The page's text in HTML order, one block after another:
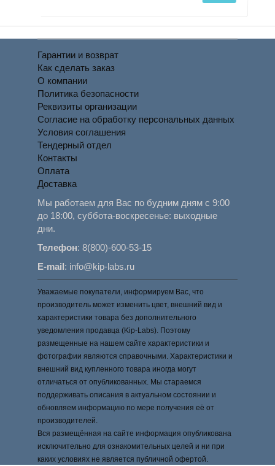
Гарантии и возврат
Как сделать заказ
О компании
Политика безопасности
Реквизиты организации
Согласие на обработку персональных данных
Условия соглашения
Тендерный отдел
Контакты
Оплата
Доставка
Мы работаем для Вас по будним дням с 9:00
до 18:00, суббота-воскресенье: выходные
дни.
Телефон:8(800)-600-53-15
E-mail: info@kip-labs.ru
Уважаемые покупатели, информируем Вас, что
производитель может изменить цвет, внешний вид и
характеристики товара без дополнительного
уведомления продавца (Kip-Labs). Поэтому
размещенные на нашем сайте характеристики и
фотографии являются справочными. Характеристики и
внешний вид купленного товара иногда могут
отличаться от опубликованных. Мы стараемся
поддерживать описания в актуальном состоянии и
обновляем информацию по мере получения её от
производителей.
Вся размещённая на сайте информация опубликована
исключительно для ознакомительных целей и ни при
каких условиях не является публичной офертой.